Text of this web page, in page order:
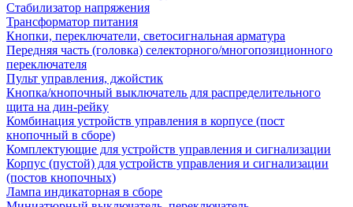
Стабилизатор напряжения
Трансформатор питания
Кнопки, переключатели, светосигнальная арматура
Передняя часть (головка) селекторного/многопозиционного
переключателя
Пульт управления, джойстик
Кнопка/кнопочный выключатель для распределительного
щита на дин-рейку
Комбинация устройств управления в корпусе (пост
кнопочный в сборе)
Комплектующие для устройств управления и сигнализации
Корпус (пустой) для устройств управления и сигнализации
(постов кнопочных)
Лампа индикаторная в сборе